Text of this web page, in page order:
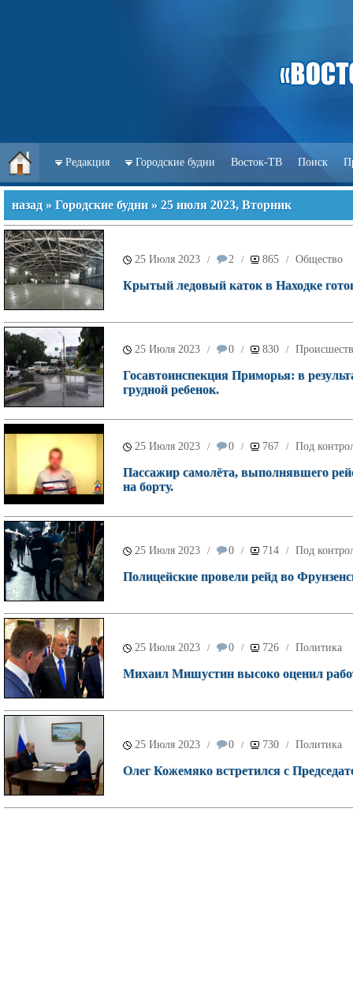
Редакция Городские будни Восток-ТВ Поиск
назад » Городские будни » 25 июля 2023, Вторник
25 Июля 2023 / 2 / 865 / Общество
Крытый ледовый каток в Находке
25 Июля 2023 / 0 / 830 /
Госавтоинспекция Приморья: в
грудной ребенок.
25 Июля 2023 / 0 / 767 / Под
Пассажир самолёта, выполнявшего
на борту.
25 Июля 2023 / 0 / 714 / Под
Полицейские провели рейд во
25 Июля 2023 / 0 / 726 / Политика
Михаил Мишустин высоко оценил
25 Июля 2023 / 0 / 730 / Политика
Олег Кожемяко встретился с